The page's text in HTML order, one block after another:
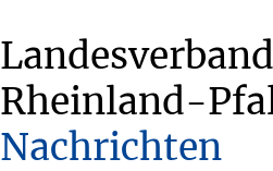
Rheinland-
Nachrichten